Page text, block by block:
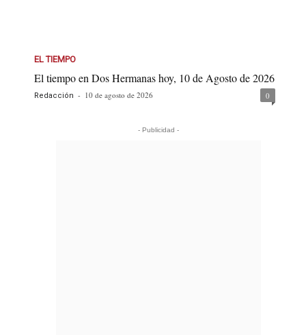
EL TIEMPO
El tiempo en Dos Hermanas hoy, 10 de Agosto de 2026
Redacción - 10 de agosto de 2026 0
- Publicidad -